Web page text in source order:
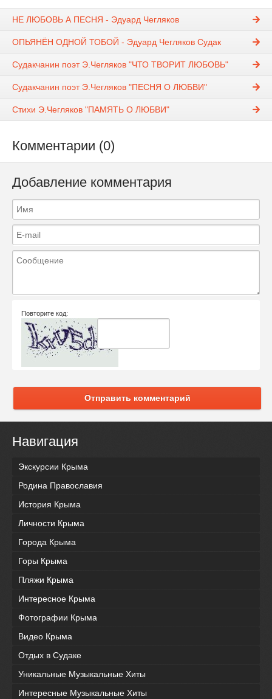
НЕ ЛЮБОВЬ А ПЕСНЯ - Эдуард Чегляков
ОПЬЯНЁН ОДНОЙ ТОБОЙ - Эдуард Чегляков Судак
Судакчанин поэт Э.Чегляков "ЧТО ТВОРИТ ЛЮБОВЬ"
Судакчанин поэт Э.Чегляков "ПЕСНЯ О ЛЮБВИ"
Стихи Э.Чегляков "ПАМЯТЬ О ЛЮБВИ"
Комментарии (0)
Добавление комментария
Повторите код:
Отправить комментарий
Навигация
Экскурсии Крыма
Родина Православия
История Крыма
Личности Крыма
Города Крыма
Горы Крыма
Пляжи Крыма
Интересное Крыма
Фотографии Крыма
Видео Крыма
Отдых в Судаке
Уникальные Музыкальные Хиты
Интересные Музыкальные Хиты